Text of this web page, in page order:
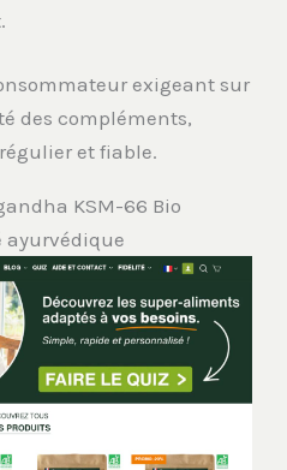
exigeant sur
des compléments,
et fiable.
KSM-66 Bio